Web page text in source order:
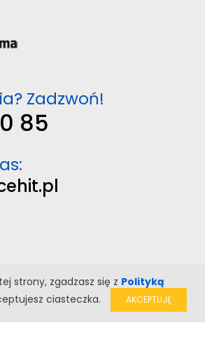
Zadzwoń!
85
strony, zgadzasz się z Polityką
ciasteczka. AKCEPTUJĘ